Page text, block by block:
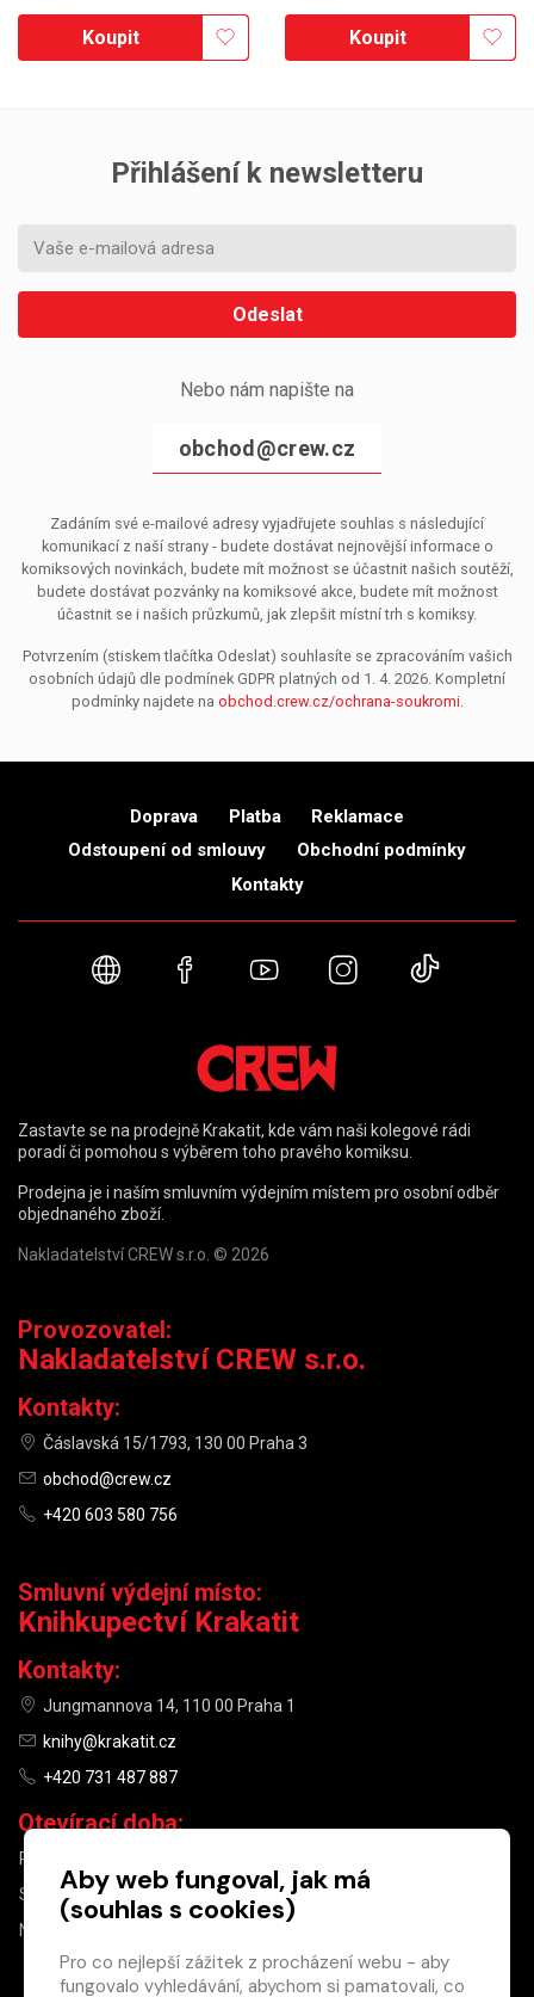
Koupit Koupit
Přihlášení k newsletteru
Odeslat
Nebo nám napište na
obchod@crew.cz
Zadáním své e-mailové adresy vyjadřujete souhlas s následující
komunikací z naší strany - budete dostávat nejnovější informace o
komiksových novinkách, budete mít možnost se účastnit našich soutěží,
budete dostávat pozvánky na komiksové akce, budete mít možnost
účastnit se i našich průzkumů, jak zlepšit místní trh s komiksy.
Potvrzením (stiskem tlačítka Odeslat) souhlasíte se zpracováním vašich
osobních údajů dle podmínek GDPR platných od 1. 4. 2026. Kompletní
podmínky najdete na obchod.crew.cz/ochrana-soukromi.
Doprava Platba
Reklamace
Odstoupení od smlouvy
Obchodní podmínky
Kontakty
Webové stránky
FacebookYouTubeInstagram
Zastavte se na prodejně Krakatit, kde vám naši kolegové rádi
poradí či pomohou s výběrem toho pravého komiksu.
Prodejna je i naším smluvním výdejním místem pro osobní odběr
objednaného zboží.
Nakladatelství CREW s.r.o. © 2026
Provozovatel:
Nakladatelství CREW s.r.o.
Kontakty:
Čáslavská 15/1793, 130 00 Praha 3
obchod@crew.cz
+420 603 580 756
Smluvní výdejní místo:
Knihkupectví Krakatit
Kontakty:
Jungmannova 14, 110 00 Praha 1
knihy@krakatit.cz
+420 731 487 887
Otevírací doba:
PO–PÁ
SO
10:00–13:00
NE
Aby web fungoval, jak má
(souhlas s cookies)
Pro co nejlepší zážitek z procházení webu - aby
fungovalo vyhledávání, abychom si pamatovali, co